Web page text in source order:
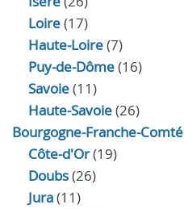
Loire(17)
Haute-Loire(7)
Puy-de-Dôme(16)
Savoie(11)
Haute-Savoie(26)
Bourgogne-Franche-Comté
Côte-d'Or(19)
Doubs(26)
Jura(11)